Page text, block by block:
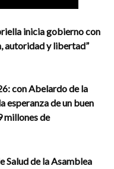
inicia gobierno con
autoridad y libertad”
con Abelardo de la
esperanza de un buen
millones de
Salud de la Asamblea